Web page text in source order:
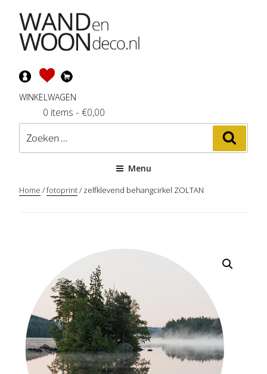
inhoud
WINKELWAGEN
- €0,00
0 items
Zoeken
naar:
Menu
Home /fotoprint/ zelfklevend behangcirkel ZOLTAN